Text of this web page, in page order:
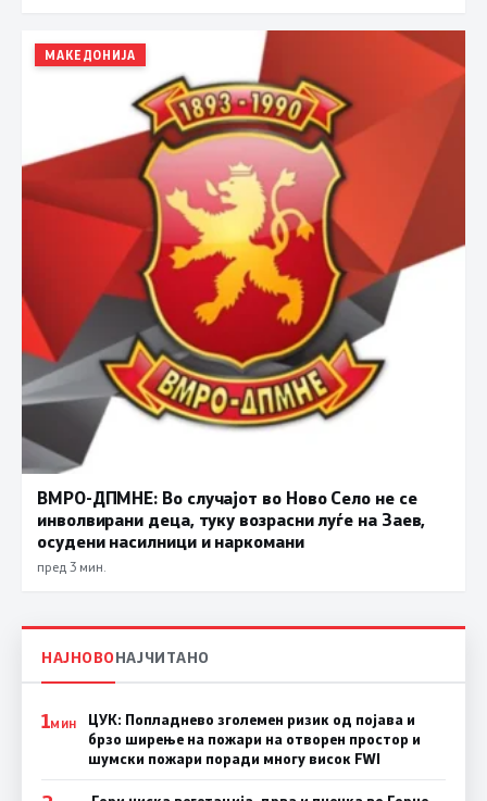
МАКЕДОНИЈА
ВМРО-ДПМНЕ: Во случајот во Ново Село не се
инволвирани деца, туку возрасни луѓе на Заев,
осудени насилници и наркомани
пред 3 мин.
НАЈНОВОНАЈЧИТАНО
1МИН
ЦУК: Попладнево зголемен ризик од појава и
брзо ширење на пожари на отворен простор и
шумски пожари поради многу висок FWI